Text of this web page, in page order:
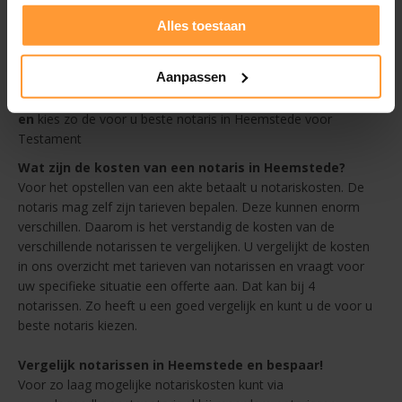
Alles toestaan
Aanpassen
Afstand - altijd een goedkope notaris in de buurt van
Heemstede
enkies zo de voor u beste notaris in Heemstede voor
Testament
Wat zijn de kosten van een notaris in Heemstede?
Voor het opstellen van een akte betaalt u notariskosten. De
notaris mag zelf zijn tarieven bepalen. Deze kunnen enorm
verschillen. Daarom is het verstandig de kosten van de
verschillende notarissen te vergelijken. U vergelijkt de kosten
in ons overzicht met tarieven van notarissen en vraagt voor
uw specifieke situatie een offerte aan. Dat kan bij 4
notarissen. Zo heeft u een goed vergelijk en kunt u de voor u
beste notaris kiezen.
Vergelijk notarissen in Heemstede en bespaar!
Voor zo laag mogelijke notariskosten kunt via